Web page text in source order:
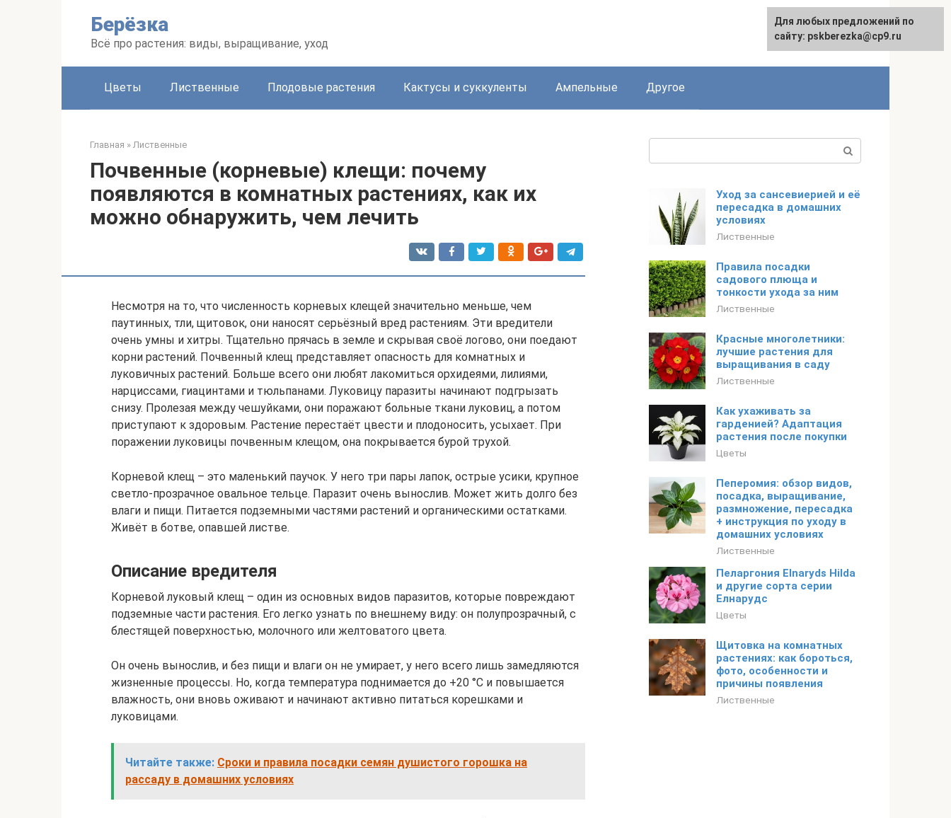
Берёзка
Всё про растения: виды, выращивание, уход
English
Цветы Лиственные Плодовые растения Кактусы и суккуленты Ампельные Другое
Главная » Лиственные
Почвенные (корневые) клещи: почему
появляются в комнатных растениях, как их
можно обнаружить, чем лечить
Несмотря на то, что численность корневых клещей значительно меньше, чем
паутинных, тли, щитовок, они наносят серьёзный вред растениям. Эти вредители
очень умны и хитры. Тщательно прячась в земле и скрывая своё логово, они поедают
корни растений. Почвенный клещ представляет опасность для комнатных и
луковичных растений. Больше всего они любят лакомиться орхидеями, лилиями,
нарциссами, гиацинтами и тюльпанами. Луковицу паразиты начинают подгрызать
снизу. Пролезая между чешуйками, они поражают больные ткани луковиц, а потом
приступают к здоровым. Растение перестаёт цвести и плодоносить, усыхает. При
поражении луковицы почвенным клещом, она покрывается бурой трухой.
Корневой клещ – это маленький паучок. У него три пары лапок, острые усики, крупное
светло-прозрачное овальное тельце. Паразит очень вынослив. Может жить долго без
влаги и пищи. Питается подземными частями растений и органическими остатками.
Живёт в ботве, опавшей листве.
Описание вредителя
Корневой луковый клещ – один из основных видов паразитов, которые повреждают
подземные части растения. Его легко узнать по внешнему виду: он полупрозрачный, с
блестящей поверхностью, молочного или желтоватого цвета.
Он очень вынослив, и без пищи и влаги он не умирает, у него всего лишь замедляются
жизненные процессы. Но, когда температура поднимается до +20 °C и повышается
влажность, они вновь оживают и начинают активно питаться корешками и
луковицами.
Читайте также: Сроки и правила посадки семян душистого горошка на
рассаду в домашних условиях
Уход за сансевиерией и её
пересадка в домашних
условиях
Лиственные
Правила посадки
садового плюща и
тонкости ухода за ним
Лиственные
Красные многолетники:
лучшие растения для
выращивания в саду
Лиственные
Как ухаживать за
гарденией? Адаптация
растения после покупки
Цветы
Пеперомия: обзор видов,
посадка, выращивание,
размножение, пересадка
+ инструкция по уходу в
домашних условиях
Лиственные
Пеларгония Elnaryds Hilda
и другие сорта серии
Елнарудс
Цветы
Щитовка на комнатных
растениях: как бороться,
фото, особенности и
причины появления
Лиственные
Для любых предложений по
сайту: pskberezka@cp9.ru